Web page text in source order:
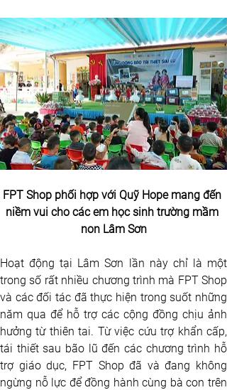
FPT Shop phối hợp với Quỹ Hope mang đến
niềm vui cho các em học sinh trường mầm
non Lâm Sơn
Hoạt động tại Lâm Sơn lần này chỉ là một
trong số rất nhiều chương trình mà FPT Shop
và các đối tác đã thực hiện trong suốt những
năm qua để hỗ trợ các cộng đồng chịu ảnh
hưởng từ thiên tai. Từ việc cứu trợ khẩn cấp,
tái thiết sau bão lũ đến các chương trình hỗ
trợ giáo dục, FPT Shop đã và đang không
ngừng nỗ lực để đồng hành cùng bà con trên